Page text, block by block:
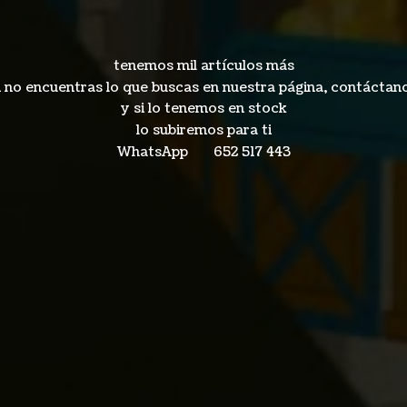
tenemos mil artículos más
no encuentras lo que buscas en nuestra página,
y si lo tenemos en stock
lo subiremos para ti
WhatsApp 652 517 443